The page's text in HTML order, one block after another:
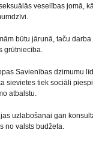
veselības jomā,
būtu jārunā, taču
grūtniecība.
Savienības dzimumu
sievietes tiek sociāli
atbalstu.
uzlabošanai gan
no valsts budžeta.